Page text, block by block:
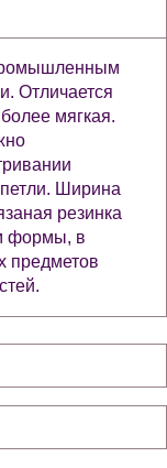
Отличается
мягкая.
Ширина
резинка
формы, в
предметов